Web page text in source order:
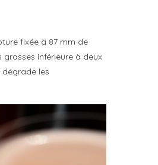
fixée à 87 mm de
inférieure à deux
dégrade les